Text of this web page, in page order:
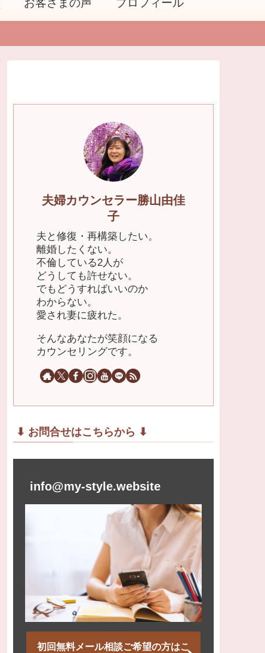
お客さまの声 プロフィール
夫婦カウンセラー勝山由佳
子
夫と修復・再構築したい。
離婚したくない。
不倫している2人が
どうしても許せない。
でもどうすればいいのか
わからない。
愛され妻に疲れた。
そんなあなたが笑顔になる
カウンセリングです。
⬇︎ お問合せはこちらから ⬇︎
info@my-style.website
初回無料メール相談ご希望の方はこ